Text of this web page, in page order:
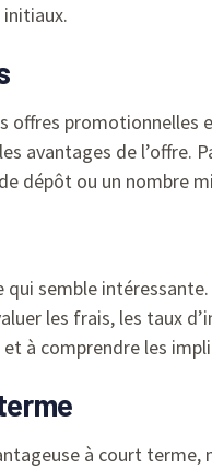
initiaux.
offres
avantages de l’offre.
dépôt ou un nombre
qui semble
les frais, les taux
à comprendre les
à court terme,